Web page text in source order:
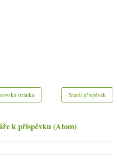
Starší příspěvek
stránka
k příspěvku (Atom)